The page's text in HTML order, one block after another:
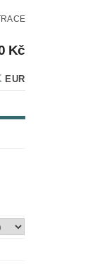
EUR
Kč